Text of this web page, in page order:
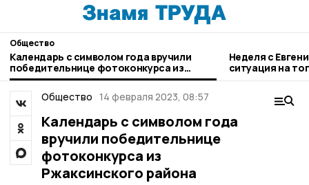
Общество
Календарь с символом года вручили
победительнице фотоконкурса из
Ржаксинского района
Неделя с
ситуация на
городе и
Общество 14 февраля 2023, 08:57
Календарь с символом года
вручили победительнице
фотоконкурса из
Ржаксинского района